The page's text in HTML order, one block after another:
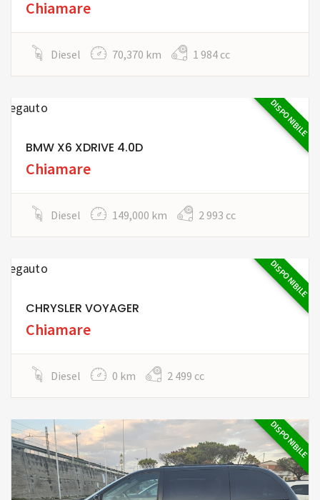
Chiamare
Diesel 70,370 km 1 984 cc
DISPONIBILE
BMW X6 XDRIVE 4.0D
Chiamare
Diesel 149,000 km 2 993 cc
DISPONIBILE
CHRYSLER VOYAGER
Chiamare
Diesel 0 km 2 499 cc
DISPONIBILE